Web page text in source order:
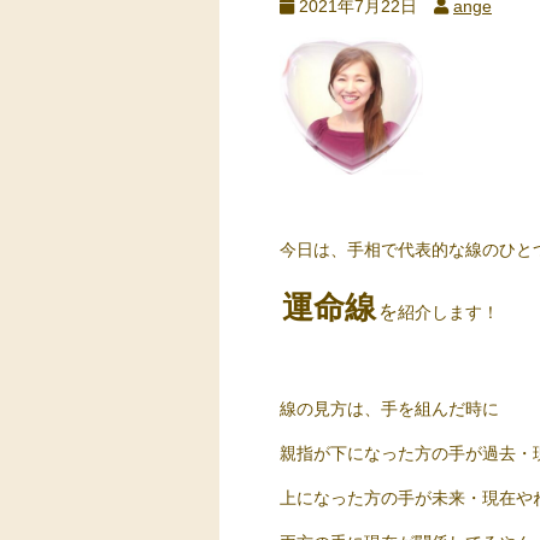
2021年7月22日 ange
今日は、手相で代表的な線のひと
運命線 を紹介します！
線の見方は、手を組んだ時に
親指が下になった方の手が過去・
上になった方の手が未来・現在や